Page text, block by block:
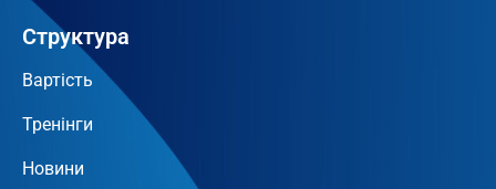
Структура
Вартість
Тренінги
Новини